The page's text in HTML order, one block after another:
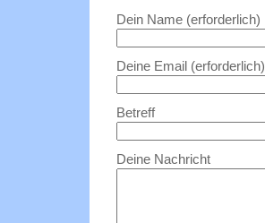
Dein Name (erforderlich)
Deine Email (erforderlich)
Betreff
Deine Nachricht